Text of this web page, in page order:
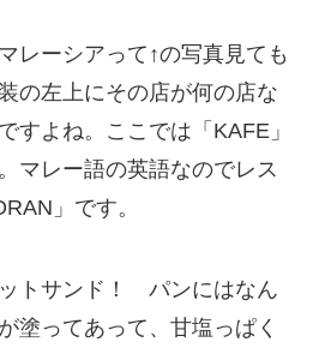
レーシアって↑の写真見ても
の左上にその店が何の店な
すよね。ここでは「KAFE」
マレー語の英語なのでレス
」です。
トサンド！ パンにはなん
塗ってあって、甘塩っぱく